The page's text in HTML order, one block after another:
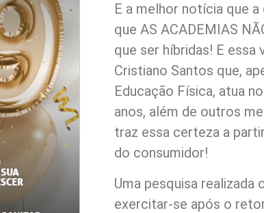
E a melhor notícia que
que AS ACADEMIAS
que ser híbridas! E
Cristiano Santos que,
Educação Física, atua
anos, além de outros
traz essa certeza a
do consumidor!
Uma pesquisa realizada
exercitar-se após o